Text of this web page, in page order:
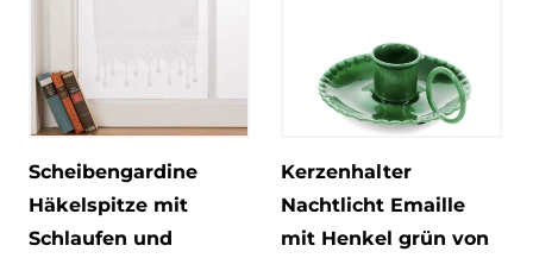
Scheibengardine
Häkelspitze mit
Schlaufen und
Kerzenhalter
Nachtlicht Emaille
mit Henkel grün von